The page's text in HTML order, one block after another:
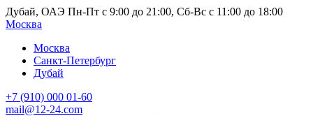
Дубай, ОАЭ Пн-Пт с 9:00 до 21:00, Сб-Вс с 11:00 до 18:00
Москва
Москва
Санкт-Петербург
Дубай
+7 (910) 000 01-60
mail@12-24.com